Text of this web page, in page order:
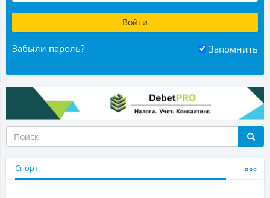
Забыли пароль? Запомнить
Спорт